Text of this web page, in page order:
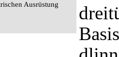
Ausrüstung